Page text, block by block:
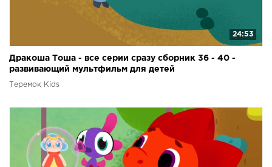
24:53
Дракоша Тоша - все серии сразу сборник 36 - 40 -
развивающий мультфильм для детей
Теремок Kids